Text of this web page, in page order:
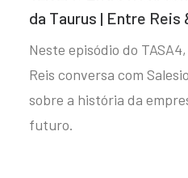
da Taurus | Entre Reis
Neste episódio do
Reis conversa com
sobre a história da
futuro.